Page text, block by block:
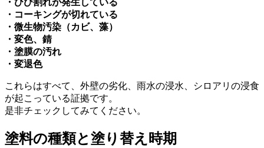
・ひび割れが発生している
・コーキングが切れている
・微生物汚染（カビ、藻）
・変色、錆
・塗膜の汚れ
・変退色
これらはすべて、外壁の劣化、雨水の浸水、シロアリの浸食
が起こっている証拠です。
是非チェックしてみてください。
塗料の種類と塗り替え時期